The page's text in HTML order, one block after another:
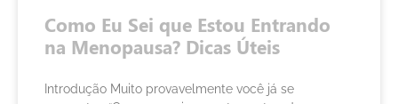
Como Eu Sei que Estou Entrando
na Menopausa? Dicas Úteis
Introdução Muito provavelmente você já se